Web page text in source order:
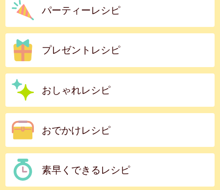
パーティーレシピ
プレゼントレシピ
おしゃれレシピ
おでかけレシピ
素早くできるレシピ